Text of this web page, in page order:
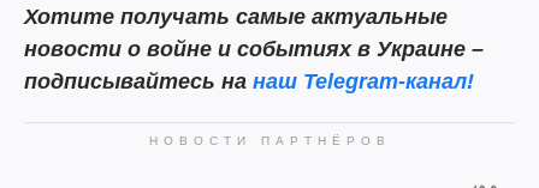
Хотите получать самые актуальные
новости о войне и событиях в Украине –
подписывайтесь на наш Telegram-канал!